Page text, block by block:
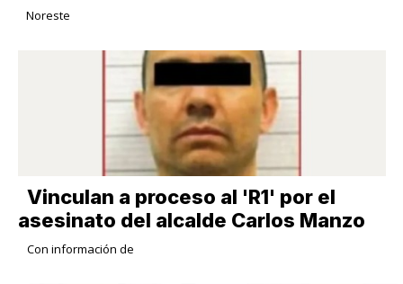
Noreste
Vinculan a proceso al 'R1' por el
asesinato del alcalde Carlos Manzo
Con información de